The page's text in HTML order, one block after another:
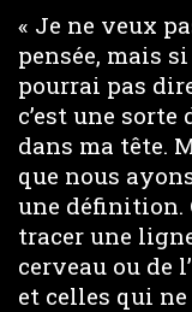
« Je ne veux
pensée, mais
pourrai pas
c’est une
dans ma tête.
que nous
une définition.
tracer une
cerveau ou de
et celles qui